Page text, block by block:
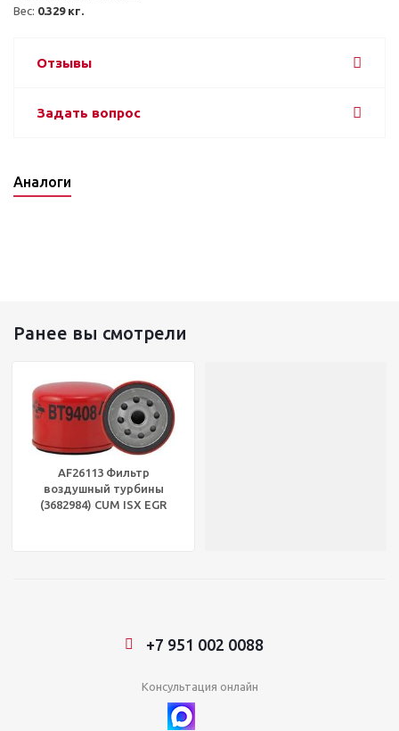
Вес: 0.329 кг.
Отзывы
Задать вопрос
Аналоги
Ранее вы смотрели
AF26113 Фильтр
воздушный турбины
(3682984) CUM ISX EGR
+7 951 002 0088
Консультация онлайн